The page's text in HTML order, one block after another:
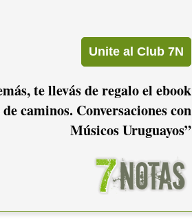
diga cómo
muy
pueden
tablados
el Teatro
no
Sentir
te
el
te llevás de regalo el ebook
caminos. Conversaciones con
Músicos Uruguayos”